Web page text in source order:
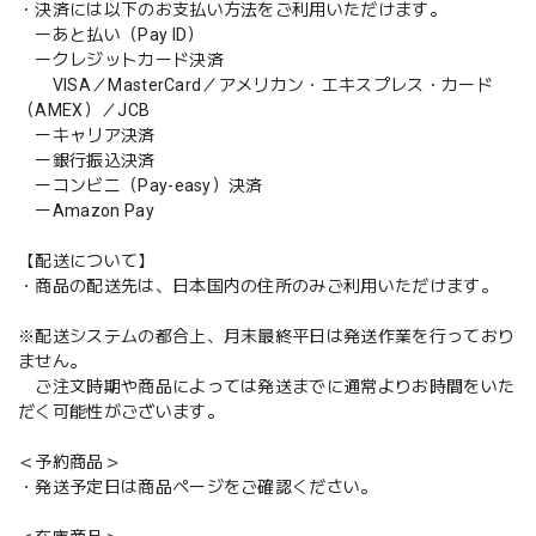
・決済には以下のお支払い方法をご利用いただけます。
ーあと払い（Pay ID）
ークレジットカード決済
VISA／MasterCard／アメリカン・エキスプレス・カード
（AMEX）／JCB
ーキャリア決済
ー銀行振込決済
ーコンビニ（Pay-easy）決済
ーAmazon Pay
【配送について】
・商品の配送先は、日本国内の住所のみご利用いただけます。
※配送システムの都合上、月末最終平日は発送作業を行っており
ません。
ご注文時期や商品によっては発送までに通常よりお時間をいた
だく可能性がございます。
＜予約商品＞
・発送予定日は商品ページをご確認ください。